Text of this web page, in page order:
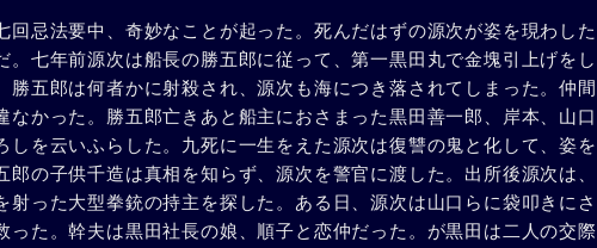
回忌法要中、奇妙なことが起った。死んだはずの源次が姿を現わした
。七年前源次は船長の勝五郎に従って、第一黒田丸で金塊引上げをし
勝五郎は何者かに射殺され、源次も海につき落されてしまった。仲間
なかった。勝五郎亡きあと船主におさまった黒田善一郎、岸本、山口
しを云いふらした。九死に一生をえた源次は復讐の鬼と化して、姿を
郎の子供千造は真相を知らず、源次を警官に渡した。出所後源次は、
射った大型拳銃の持主を探した。ある日、源次は山口らに袋叩きにさ
った。幹夫は黒田社長の娘、順子と恋仲だった。が黒田は二人の交際